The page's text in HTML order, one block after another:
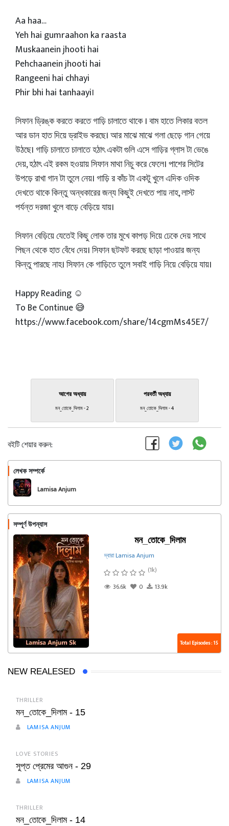
Aa haa…
Yeh hai gumraahon ka raasta
Muskaanein jhooti hai
Pehchaanein jhooti hai
Rangeeni hai chhayi
Phir bhi hai tanhaayi।
সিফান ড্রিঙ্ক করতে করতে গাড়ি চালাতে থাকে । বাম হাতে লিকার বতল
আর ডান হাত দিয়ে ড্রাইভ করছে। আর মাঝে মাঝে গলা ছেড়ে গান গেয়ে
উঠছে। গাড়ি চালাতে চালাতে হঠাৎ একটা গুলি এসে গাড়ির গ্লাস টা ভেঙে
দেয়, হঠাৎ এই রকম হওয়ায় সিফান মাথা নিচু করে ফেলে। পাশের সিটের
উপড়ে রাখা গান টা তুলে নেয়। গাড়ি র কাঁচ টা একটু খুলে এদিক ওদিক
দেখতে থাকে কিন্তু অন্ধকারের জন্য কিছুই দেখতে পায় নাহ, লাস্ট
পর্যন্ত দরজা খুলে বাড়ে বেড়িয়ে যায়।
সিফান বেড়িয়ে যেতেই কিছু লোক তার মুখে কাপড় দিয়ে ঢেকে দেয় সাথে
পিছন থেকে হাত বেঁধে দেয়। সিফান ছটফট করছে ছাড়া পাওয়ার জন্য
কিন্তু পারছে নাহ। সিফান কে গাড়িতে তুলে সবাই গাড়ি নিয়ে বেড়িয়ে যায়।
Happy Reading ☺
To Be Continue 😅
https://www.facebook.com/share/14cgmMs45E7/
আগের অধ্যায়
মন_তোকে_দিলাম - 2
পরবর্তী অধ্যায়
মন_তোকে_দিলাম - 4
বইটি শেয়ার করুন:
লেখক সম্পর্কে
Lamisa Anjum
সম্পূর্ণ উপন্যাস
মন_তোকে_দিলাম
দ্বারা Lamisa Anjum
(1k)
36.6k
0 13.9k
Total Episodes : 15
NEW REALESED
THRILLER
মন_তোকে_দিলাম - 15
LAMISA ANJUM
LOVE STORIES
সুপ্ত প্রেমের আগুন - 29
LAMISA ANJUM
THRILLER
মন_তোকে_দিলাম - 14